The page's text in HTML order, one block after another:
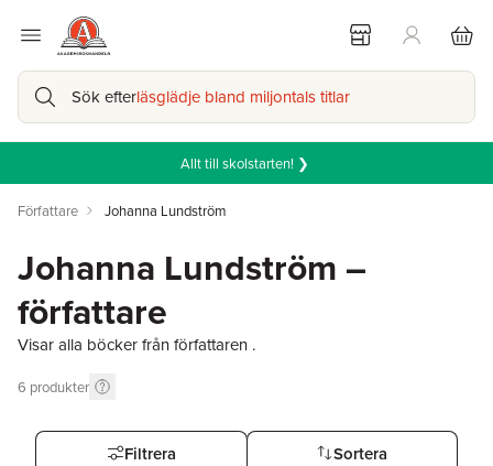
Sök efterläsglädje bland miljontals titlar
Allt till skolstarten! ❯
Författare Johanna Lundström
Johanna Lundström –
författare
Visar alla böcker från författaren .
6 produkter
Filtrera Sortera